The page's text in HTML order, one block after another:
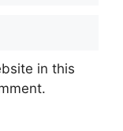
in this